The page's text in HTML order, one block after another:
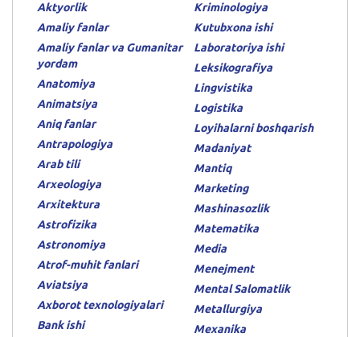
Aktyorlik
Amaliy fanlar
Amaliy fanlar va Gumanitar
yordam
Anatomiya
Animatsiya
Aniq fanlar
Antrapologiya
Arab tili
Arxeologiya
Arxitektura
Astrofizika
Astronomiya
Atrof-muhit fanlari
Aviatsiya
Axborot texnologiyalari
Bank ishi
Kriminologiya
Kutubxona ishi
Laboratoriya ishi
Leksikografiya
Lingvistika
Logistika
Loyihalarni boshqarish
Madaniyat
Mantiq
Marketing
Mashinasozlik
Matematika
Media
Menejment
Mental Salomatlik
Metallurgiya
Mexanika